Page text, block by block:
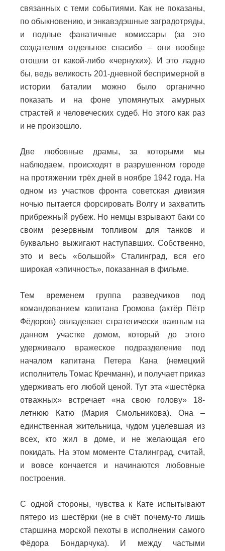
связанных с теми событиями. Как не показаны,
по обыкновению, и энкавэдэшные заградотряды,
и подлые фанатичные комиссары (за это
создателям отдельное спасибо – они вообще
отошли от какой-либо «чернухи»). И это ладно
бы, ведь великость 201-дневной беспримерной в
истории баталии можно было органично
показать и на фоне упомянутых амурных
страстей и человеческих судеб. Но этого как раз
и не произошло.
Две любовные драмы, за которыми мы
наблюдаем, происходят в разрушенном городе
на протяжении трёх дней в ноябре 1942 года. На
одном из участков фронта советская дивизия
ночью пытается форсировать Волгу и захватить
прибрежный рубеж. Но немцы взрывают баки со
своим резервным топливом для танков и
буквально выжигают наступавших. Собственно,
это и весь «большой» Сталинград, вся его
широкая «эпичность», показанная в фильме.
Тем временем группа разведчиков под
командованием капитана Громова (актёр Пётр
Фёдоров) овладевает стратегически важным на
данном участке домом, который до этого
удерживало вражеское подразделение под
началом капитана Петера Кана (немецкий
исполнитель Томас Кречманн), и получает приказ
удерживать его любой ценой. Тут эта «шестёрка
отважных» встречает «на свою голову» 18-
летнюю Катю (Мария Смольникова). Она –
единственная жительница, чудом уцелевшая из
всех, кто жил в доме, и не желающая его
покидать. На этом моменте Сталинград, считай,
и вовсе кончается и начинаются любовные
построения.
С одной стороны, чувства к Кате испытывают
пятеро из шестёрки (не в счёт почему-то лишь
старшина морской пехоты в исполнении самого
Фёдора Бондарчука). И между частыми